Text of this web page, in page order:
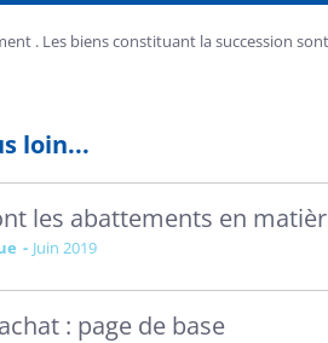
. Les biens constituant la succession
loin...
les abattements en
juin 2019
: page de base